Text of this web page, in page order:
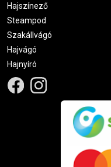
Hajszínező
Steampod
Szakállvágó
Hajvágó
Hajnyíró